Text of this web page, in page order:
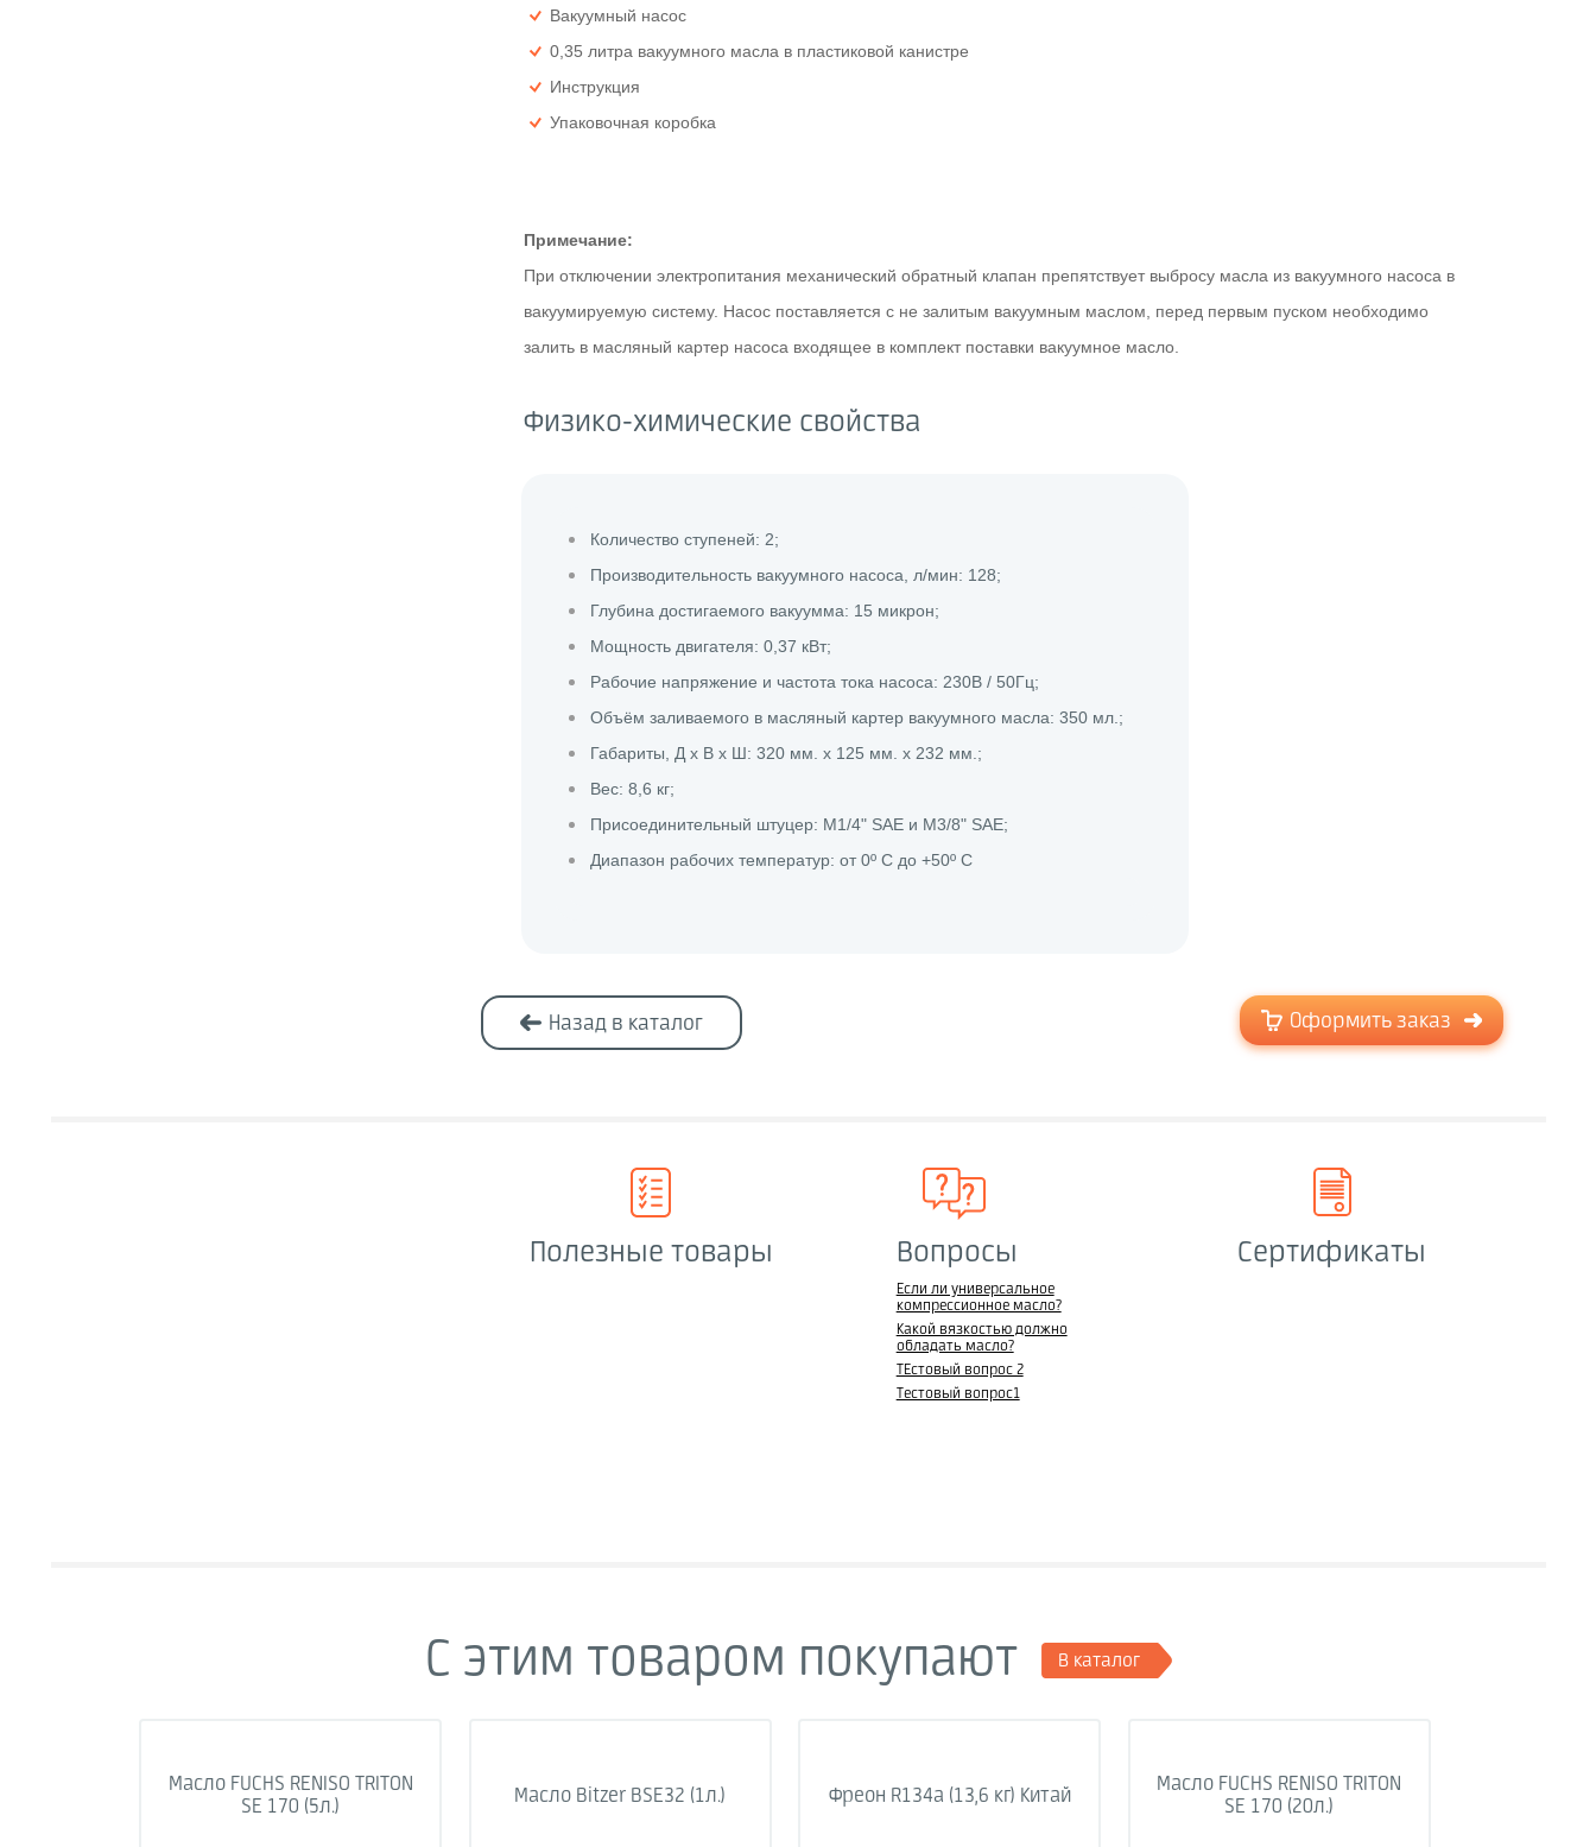
Вакуумный насос
0,35 литра вакуумного масла в пластиковой канистре
Инструкция
Упаковочная коробка
Примечание:
При отключении электропитания механический обратный клапан препятствует выбросу масла из вакуумного насоса в
вакуумируемую систему. Насос поставляется с не залитым вакуумным маслом, перед первым пуском необходимо
залить в масляный картер насоса входящее в комплект поставки вакуумное масло.
Физико-химические свойства
Количество ступеней: 2;
Производительность вакуумного насоса, л/мин: 128;
Глубина достигаемого вакуумма: 15 микрон;
Мощность двигателя: 0,37 кВт;
Рабочие напряжение и частота тока насоса: 230В / 50Гц;
Объём заливаемого в масляный картер вакуумного масла: 350 мл.;
Габариты, Д х В х Ш: 320 мм. х 125 мм. х 232 мм.;
Вес: 8,6 кг;
Присоединительный штуцер: М1/4" SAE и М3/8" SAE;
Диапазон рабочих температур: от 0º С до +50º С
Назад в каталог Оформить заказ
Полезные товары Вопросы
Если ли универсальное
компрессионное масло?
Какой вязкостью должно
обладать масло?
ТЕстовый вопрос 2
Тестовый вопрос1
Сертификаты
С этим товаром покупают В каталог
Масло FUCHS RENISO TRITON
SE 170 (5л.)
Масло Bitzer BSE32 (1л.) Фреон R134a (13,6 кг) Китай
Масло FUCHS RENISO TRITON
SE 170 (20л.)